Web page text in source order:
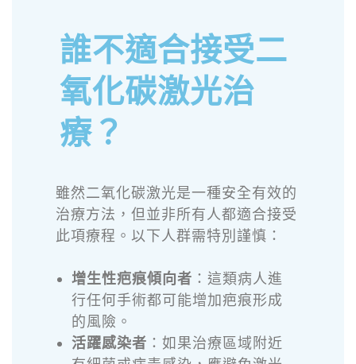
誰不適合接受二
氧化碳激光治
療？
雖然二氧化碳激光是一種安全有效的
治療方法，但並非所有人都適合接受
此項療程。以下人群需特別謹慎：
增生性疤痕傾向者 ：這類病人進
行任何手術都可能增加疤痕形成
的風險。
活躍感染者 ：如果治療區域附近